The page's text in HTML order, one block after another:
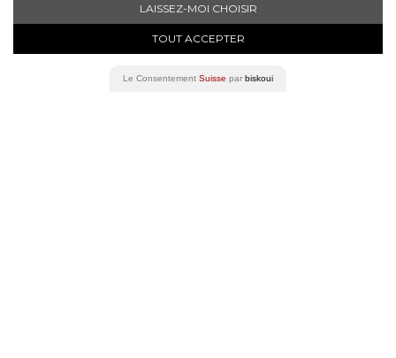
Belüftungsöffnungen.
Sicherheitszertifizierungen
EN1078, AS2063, F1447.
LAISSEZ-MOI CHOISIR
TOUT ACCEPTER
Le Consentement Suisse par biskoui